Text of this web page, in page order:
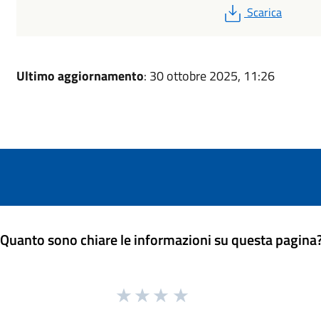
PDF
Scarica
Ultimo aggiornamento: 30 ottobre 2025, 11:26
Quanto sono chiare le informazioni su questa